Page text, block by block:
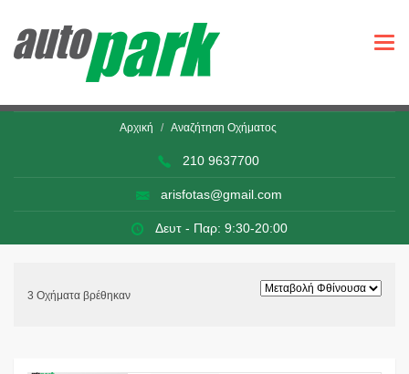
Αρχική Αναζήτηση Οχήματος
210 9637700
arisfotas@gmail.com
Δευτ - Παρ: 9:30-20:00
3 Οχήματα βρέθηκαν